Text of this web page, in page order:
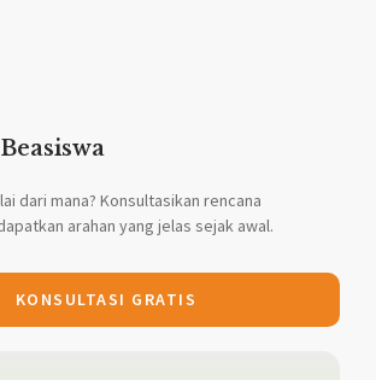
dari mana? Konsultasikan rencana
arahan yang jelas sejak awal.
KONSULTASI GRATIS